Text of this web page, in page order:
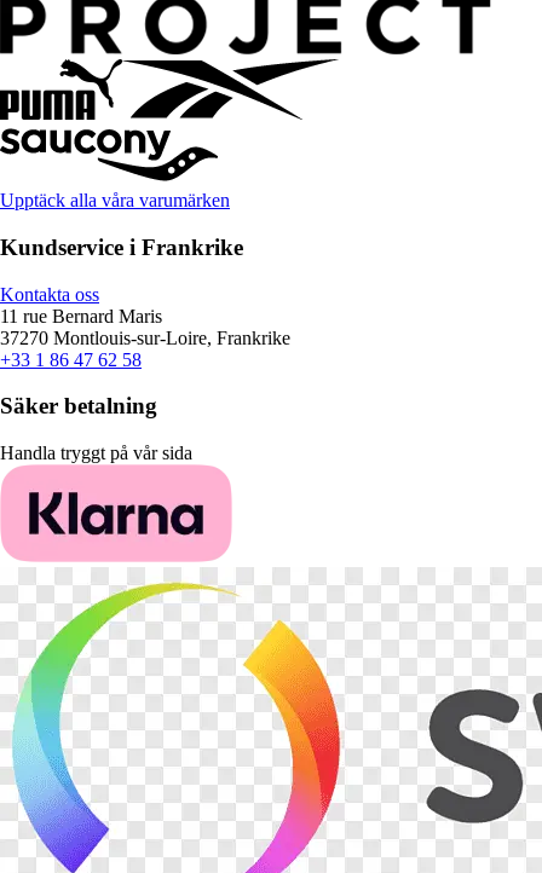
Upptäck alla våra varumärken
Kundservice i Frankrike
Kontakta oss
11 rue Bernard Maris
37270 Montlouis-sur-Loire, Frankrike
+33 1 86 47 62 58
Säker betalning
Handla tryggt på vår sida